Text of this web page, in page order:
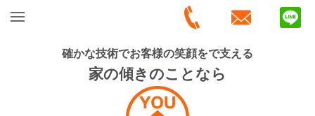
確かな技術でお客様の笑顔をで支える
家の傾きのことなら